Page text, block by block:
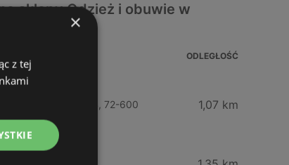
sklepy Odzież i obuwie w
ODLEGŁOŚĆ
Września 6/4, 72-600
1,07 km
×
z tej